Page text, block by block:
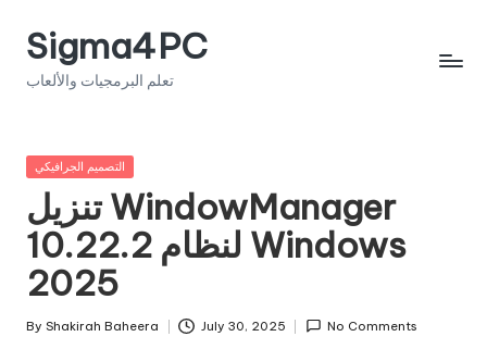
SkipSigma4PC
تعلم البرمجيات والألعاب
Posted
التصميم الجرافيكي
تنزيل WindowManager
10.22.2 لنظام Windows
2025
Posted
By Shakirah Baheera July 30, 2025 No Comments